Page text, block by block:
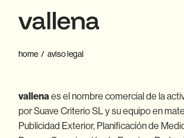
home aviso legal
vallenaes el nombre comercial de la
por Suave Criterio SL y su equipo en
Publicidad Exterior, Planificación de